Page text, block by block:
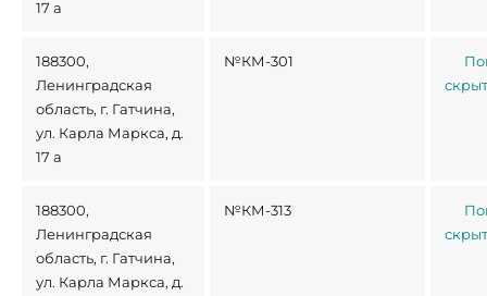
17 а
188300,
Ленинградская
область, г. Гатчина,
ул. Карла Маркса, д.
17 а
№КМ-301
188300,
Ленинградская
область, г. Гатчина,
ул. Карла Маркса, д.
№КМ-313